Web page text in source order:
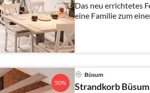
Das neu errichtetes
eine Familie zum
Nordseestrandurlaub
gefüllten Büsumer
50%
Büsum
Strandkorb